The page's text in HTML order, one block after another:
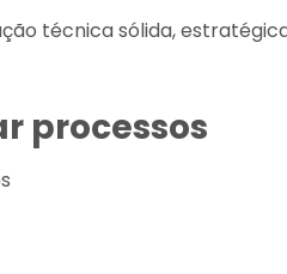
técnica sólida,
processos